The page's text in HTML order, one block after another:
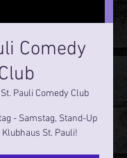
Comedy
St. Pauli Comedy Club
- Samstag, Stand-Up
St. Pauli!